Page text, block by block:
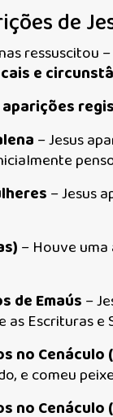
de
ressuscitou
e
– Jesus
– Jesus
– Houve
de Emaús–
as Escrituras
no Cenáculo
e comeu
no Cenáculo